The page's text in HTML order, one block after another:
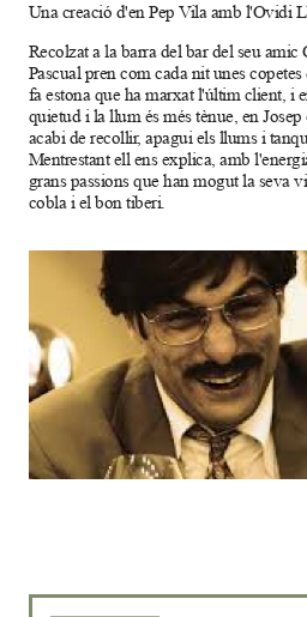
Una creació d'en Pep Vila amb l'Ovidi
Recolzat a la barra del bar del seu amic
Pascual pren com cada nit unes
fa estona que ha marxat l'últim client, i
quietud i la llum és més tènue, en
acabi de recollir, apagui els llums i
Mentrestant ell ens explica, amb
grans passions que han mogut la seva
cobla i el bon tiberi.